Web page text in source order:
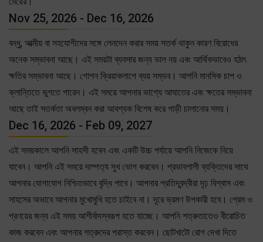
Nov 25, 2026 - Dec 16, 2026
বন্ধু, আত্মীয় বা সহযোগীদের সঙ্গে লেনদেন করার সময় সতর্ক থাকুন কারণ বিরোধের
অনেক সম্ভাবনা আছে। এই সময়টা ব্যবসার জন্য ভাল নয় এবং আর্থিকভাবেও হঠাৎ
ক্ষতির সম্ভাবনা আছে। গোপন ক্রিয়াকলাপে ব্যয় সম্ভব। আপনি মানসিক চাপ ও
ক্লান্তিতে ভুগতে পারেন। এই সময়ে আপনার ভাগ্যে আঘাতের এবং ক্ষতের সম্ভাবনা
আছে তাই সতর্কতা অবলম্বন করা আবশ্যক বিশেষ করে গাড়ী চালানোর সময়।
Dec 16, 2026 - Feb 09, 2027
এই সময়কালে আপনি সাহসী হবেন এবং একটি উচ্চ পর্যায়ে আপনি নিজেকে নিয়ে
যাবেন। আপনি এই সময়ে দাম্পত্য সুখ ভোগ করবেন। প্রভাবশালী ব্যক্তিদের সাথে
আপনার যোগাযোগ নিশ্চিতভাবে বৃদ্ধি পাবে। আপনার প্রতিদ্বন্দ্বীরা দৃঢ় বিশ্বাস এবং
সাহসের অভাবে আপনার মুখোমুখি হতে চাইবে না। দূরে ভ্রমণ উপকারী হবে। প্রেম ও
প্রণয়ের জন্য এই সময় আশীর্বাদস্বরূপ হতে যাচ্ছে। আপনি শত্রুতাতেও বীরোচিত
কাজ করবেন এবং আপনার শত্রুদের পরাস্ত করবেন। ছোটখাটো রোগ দেখা দিতে